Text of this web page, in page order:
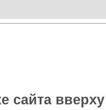
сайта